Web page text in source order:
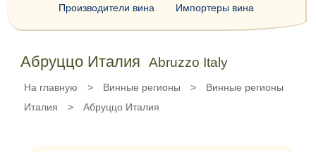
Абруццо Италия Abruzzo Italy
На главную > Винные регионы >
Винные регионы
Италия
> Абруццо Италия
Производители вина
Импортеры вина